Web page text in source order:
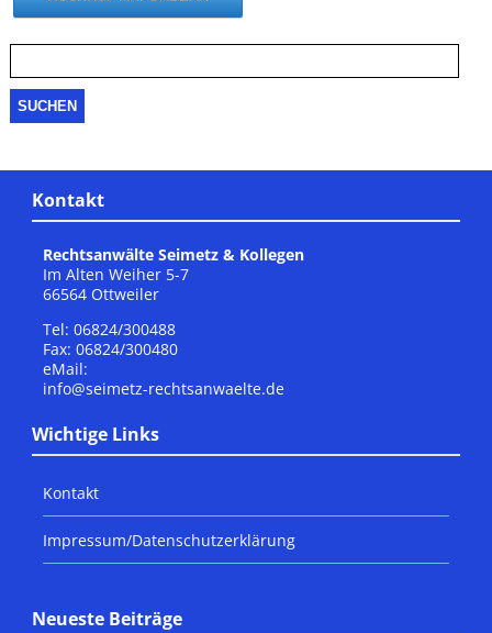
nach:
Kontakt
Rechtsanwälte Seimetz & Kollegen
Im Alten Weiher 5-7
66564 Ottweiler
Tel: 06824/300488
Fax: 06824/300480
eMail:
info@seimetz-rechtsanwaelte.de
Wichtige Links
Kontakt
Impressum/Datenschutzerklärung
Neueste Beiträge